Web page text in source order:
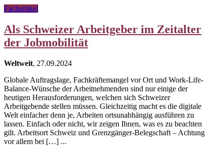
Fachartikel
Als Schweizer Arbeitgeber im Zeitalter
der Jobmobilität
Weltweit, 27.09.2024
Globale Auftragslage, Fachkräftemangel vor Ort und Work-Life-
Balance-Wünsche der Arbeitnehmenden sind nur einige der
heutigen Herausforderungen, welchen sich Schweizer
Arbeitgebende stellen müssen. Gleichzeitig macht es die digitale
Welt einfacher denn je, Arbeiten ortsunabhängig ausführen zu
lassen. Einfach oder nicht, wir zeigen Ihnen, was es zu beachten
gilt. Arbeitsort Schweiz und Grenzgänger-Belegschaft – Achtung
vor allem bei […] ...